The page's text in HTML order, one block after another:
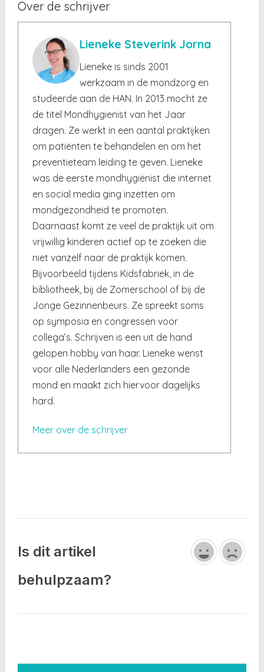
Over de schrijver
Lieneke Steverink Jorna
Lieneke is sinds 2001
werkzaam in de mondzorg en
studeerde aan de HAN. In 2013 mocht ze
de titel Mondhygienist van het Jaar
dragen. Ze werkt in een aantal praktijken
om patiënten te behandelen en om het
preventieteam leiding te geven. Lieneke
was de eerste mondhygiënist die internet
en social media ging inzetten om
mondgezondheid te promoten.
Daarnaast komt ze veel de praktijk uit om
vrijwillig kinderen actief op te zoeken die
niet vanzelf naar de praktijk komen.
Bijvoorbeeld tijdens Kidsfabriek, in de
bibliotheek, bij de Zomerschool of bij de
Jonge Gezinnenbeurs. Ze spreekt soms
op symposia en congressen voor
collega’s. Schrijven is een uit de hand
gelopen hobby van haar. Lieneke wenst
voor alle Nederlanders een gezonde
mond en maakt zich hiervoor dagelijks
hard.
Meer over de schrijver
Is dit artikel
behulpzaam?